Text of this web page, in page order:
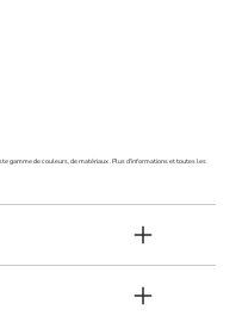
gamme de couleurs, de matériaux . Plus d'informations et toutes les